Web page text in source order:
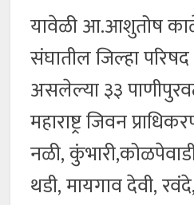
यावेळी आ.आशुतोष
संघातील जिल्हा
असलेल्या ३३
महाराष्ट्र जिवन
नळी,
थडी, मायगाव देवी,